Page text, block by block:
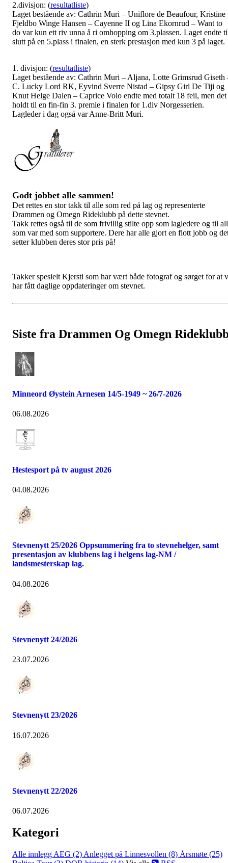
2.divisjon: (resultatliste)
Laget bestående av: Cathrin Muri – Uniflore de Beaufour, Kristine
Fjeldbo Winge Hansen – Cayenne II og Lina Ekornrud – Want to
do var kun ett riv unna å ri omhopping om 3.plassen. Laget endte
slutt på en 5.plass i finalen, en sterk prestasjon med kun 3 på laget.
1. divisjon: (resultatliste)
Laget bestående av: Cathrin Muri – Aljana, Lotte Grimsrud Giseth
C. Lucky Lord RK, Eyvind Sverre Nistad – Gipsy Girl De Tiji og
Knut Helge Dalen – Caprice Volo endte med totalt 18 feil, men det
holdt til en fin-fin 3. premie i finalen for 1.div Norgesserien.
Lagleder i dag også var Anne-Britt Muri.
Godt jobbet alle sammen!
Det rettes en stor takk til alle som red på lag og representerte
Drammen og Omegn Rideklubb på dette stevnet.
Takk rettes også til de som frivillig stilte opp som lagledere og til
som var med som supportere. Dere har alle gjort en flott jobb og
setter klubben deres stor pris på!
Takker spesielt Kjersti som har vært både fotograf og sørget for at
har fått daglige oppdateringer om stevnet.
Siste fra Drammen Og Omegn
Minneord Øystein Arnesen 14/5-1949 ~ 26/7-2026
06.08.2026
Hestesport på tv august 2026
04.08.2026
Stevnenytt 25/2026 Oppsummering fra to stevnehelger, samt
presentasjon av klubbens lag i helgens lag-NM /
landsmesterskap lag.
04.08.2026
Stevnenytt 24/2026
23.07.2026
Stevnenytt 23/2026
16.07.2026
Stevnenytt 22/2026
06.07.2026
Kategori
Alle innlegg AEG (2) Anlegget på Linnesvollen (8) Årsmøte (25)